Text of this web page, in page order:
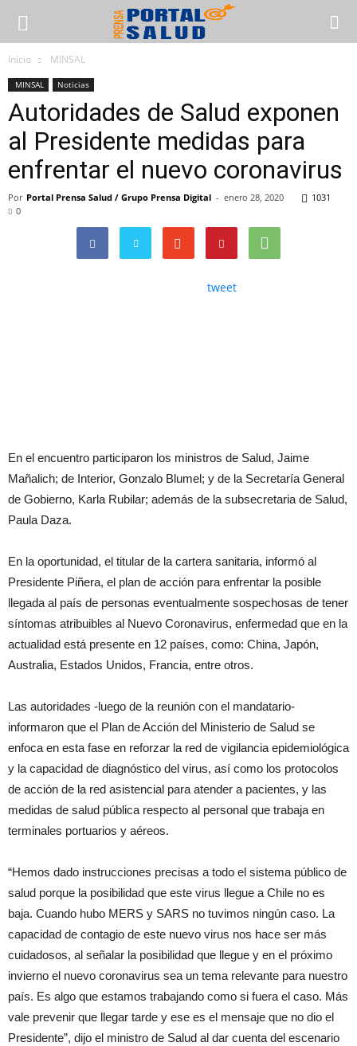
Inicio MINSAL
MINSAL Noticias
Autoridades de Salud exponen
al Presidente medidas para
enfrentar el nuevo coronavirus
Por Portal Prensa Salud / Grupo Prensa Digital - enero 28, 2020
1031
0
tweet
En el encuentro participaron los ministros de Salud, Jaime
Mañalich; de Interior, Gonzalo Blumel; y de la Secretaría General
de Gobierno, Karla Rubilar; además de la subsecretaria de Salud,
Paula Daza.
En la oportunidad, el titular de la cartera sanitaria, informó al
Presidente Piñera, el plan de acción para enfrentar la posible
llegada al país de personas eventualmente sospechosas de tener
síntomas atribuibles al Nuevo Coronavirus, enfermedad que en la
actualidad está presente en 12 países, como: China, Japón,
Australia, Estados Unidos, Francia, entre otros.
Las autoridades -luego de la reunión con el mandatario-
informaron que el Plan de Acción del Ministerio de Salud se
enfoca en esta fase en reforzar la red de vigilancia epidemiológica
y la capacidad de diagnóstico del virus, así como los protocolos
de acción de la red asistencial para atender a pacientes, y las
medidas de salud pública respecto al personal que trabaja en
terminales portuarios y aéreos.
“Hemos dado instrucciones precisas a todo el sistema público de
salud porque la posibilidad que este virus llegue a Chile no es
baja. Cuando hubo MERS y SARS no tuvimos ningún caso. La
capacidad de contagio de este nuevo virus nos hace ser más
cuidadosos, al señalar la posibilidad que llegue y en el próximo
invierno el nuevo coronavirus sea un tema relevante para nuestro
país. Es algo que estamos trabajando como si fuera el caso. Más
vale prevenir que llegar tarde y ese es el mensaje que no dio el
Presidente”, dijo el ministro de Salud al dar cuenta del escenario